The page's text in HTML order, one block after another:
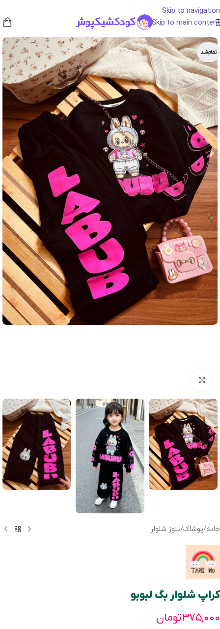
Skip to navigation
Skip to main content
تمام‌شد
خانه/پوشاک/بلوز شلوار
کراپ شلوار بگ لبوبو
۳۷۵,۰۰۰تومان